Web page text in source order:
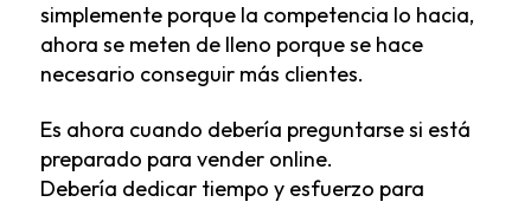
simplemente porque la competencia lo hacia,
ahora se meten de lleno porque se hace
necesario conseguir más clientes.
Es ahora cuando debería preguntarse si está
preparado para vender online.
Debería dedicar tiempo y esfuerzo para